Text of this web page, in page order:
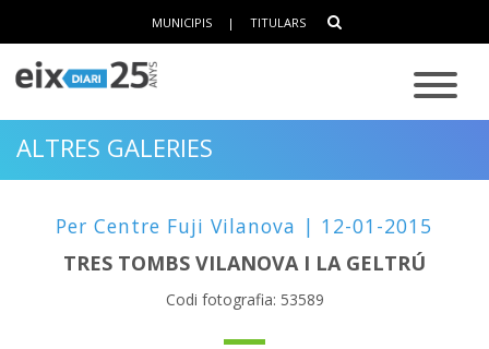
MUNICIPIS | TITULARS
ALTRES GALERIES
Per Centre Fuji Vilanova | 12-01-2015
TRES TOMBS VILANOVA I LA GELTRÚ
Codi fotografia: 53589